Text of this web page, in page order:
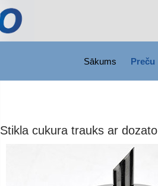
Sākums Preču
Stikla cukura trauks ar